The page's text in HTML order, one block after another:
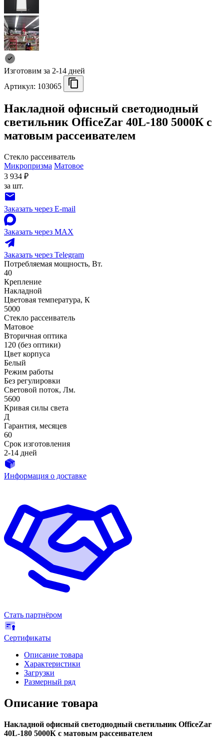
Изготовим за 2-14 дней
Артикул: 103065
Накладной офисный светодиодный
светильник OfficeZar 40L-180 5000К с
матовым рассеивателем
Стекло рассеиватель
Микропризма Матовое
3 934 ₽
за шт.
Заказать через E-mail
Заказать через MAX
Заказать через Telegram
Потребляемая мощность, Вт.
40
Крепление
Накладной
Цветовая температура, К
5000
Стекло рассеиватель
Матовое
Вторичная оптика
120 (без оптики)
Цвет корпуса
Белый
Режим работы
Без регулировки
Световой поток, Лм.
5600
Кривая силы света
Д
Гарантия, месяцев
60
Срок изготовления
2-14 дней
Информация о доставке
Стать партнёром
Сертификаты
Описание товара
Характеристики
Загрузки
Размерный ряд
Описание товара
Накладной офисный светодиодный светильник OfficeZar
40L-180 5000К с матовым рассеивателем